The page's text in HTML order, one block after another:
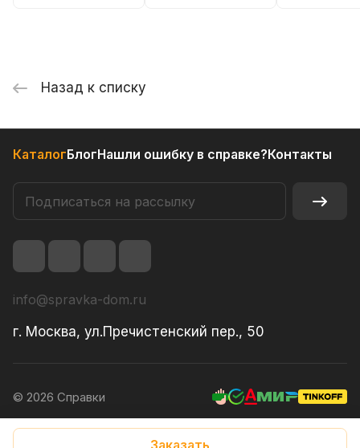
Заказать
Назад к списку
Каталог Блог Нашли ошибку в справке? Контакты
info@spravka-dom.ru
г. Москва, ул.Пречистенский пер., 50
© 2026 Справки
Конфиденциальность